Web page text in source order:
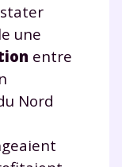
une
entre
Nord